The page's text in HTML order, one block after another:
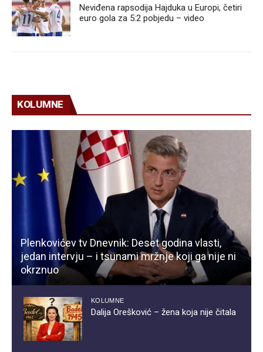
Neviđena rapsodija Hajduka u Europi, četiri
euro gola za 5:2 pobjedu – video
KOLUMNE
Plenkovićev tv Dnevnik: Deset godina vlasti,
jedan intervju – i tsunami mržnje koji ga nije ni
okrznuo
KOLUMNE
Dalija Orešković – žena koja nije čitala